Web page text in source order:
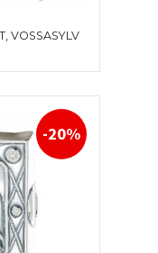
VOSSASYLV
-20%